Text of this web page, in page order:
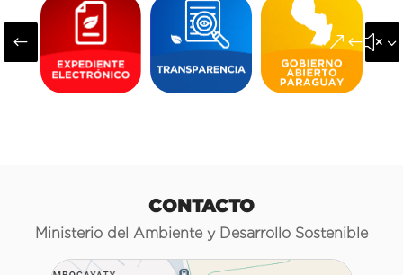
#
CONTACTO
Ministerio del Ambiente y Desarrollo Sostenible